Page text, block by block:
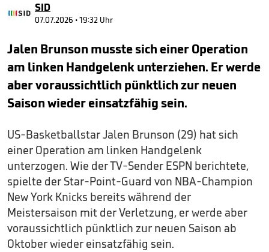
of
58
SID
07.07.2026 • 19:32 Uhr
Jalen Brunson musste sich einer Operation
am linken Handgelenk unterziehen. Er werde
aber voraussichtlich pünktlich zur neuen
Saison wieder einsatzfähig sein.
US-Basketballstar Jalen Brunson (29) hat sich
einer Operation am linken Handgelenk
unterzogen. Wie der TV-Sender ESPN berichtete,
spielte der Star-Point-Guard von NBA-Champion
New York Knicks bereits während der
Meistersaison mit der Verletzung, er werde aber
voraussichtlich pünktlich zur neuen Saison ab
Oktober wieder einsatzfähig sein.